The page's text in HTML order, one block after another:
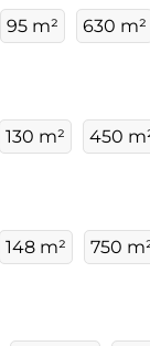
95 m² 630 m²
130 m² 450
148 m² 750